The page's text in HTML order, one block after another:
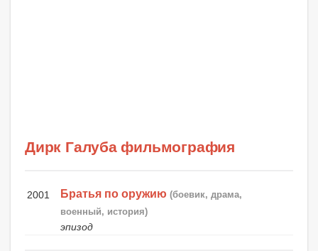
Дирк Галуба фильмография
2001 Братья по оружию (боевик, драма,
военный, история)
эпизод